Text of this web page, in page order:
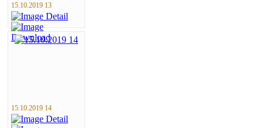
15.10.2019 13
15.10.2019 14